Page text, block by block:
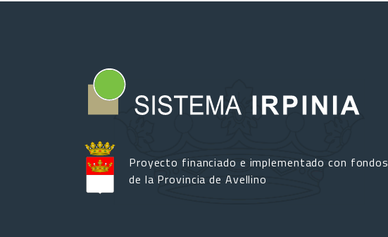
Proyecto financiado e implementado con fondos
de la Provincia de Avellino